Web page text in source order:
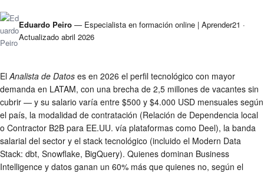
Eduardo Peiro — Especialista en formación online | Aprender21 ·
Actualizado abril 2026
ElAnalista de Datos es en 2026 el perfil tecnológico con mayor
demanda en LATAM, con una brecha de 2,5 millones de vacantes sin
cubrir — y su salario varía entre $500 y $4.000 USD mensuales según
el país, la modalidad de contratación (Relación de Dependencia local
o Contractor B2B para EE.UU. vía plataformas como Deel), la banda
salarial del sector y el stack tecnológico (incluido el Modern Data
Stack: dbt, Snowflake, BigQuery). Quienes dominan Business
Intelligence y datos ganan un 60% más que quienes no, según el